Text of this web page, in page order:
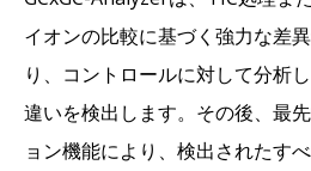
イオンの比較に基づく強力な差
り、コントロールに対して分析
違いを検出します。その後、最
ョン機能により、検出されたす